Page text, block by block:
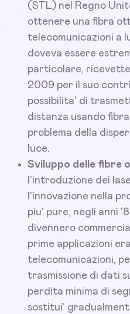
(STL) nel Regno
ottenere una fibra
telecomunicazioni a
doveva essere
particolare, ricevette
2009 per il suo
possibilita' di
distanza usando
problema della
luce.
Sviluppo delle fibre
l'introduzione dei
l'innovazione nella
piu' pure, negli anni
divennero
prime applicazioni
telecomunicazioni,
trasmissione di dati
perdita minima di
sostitui'